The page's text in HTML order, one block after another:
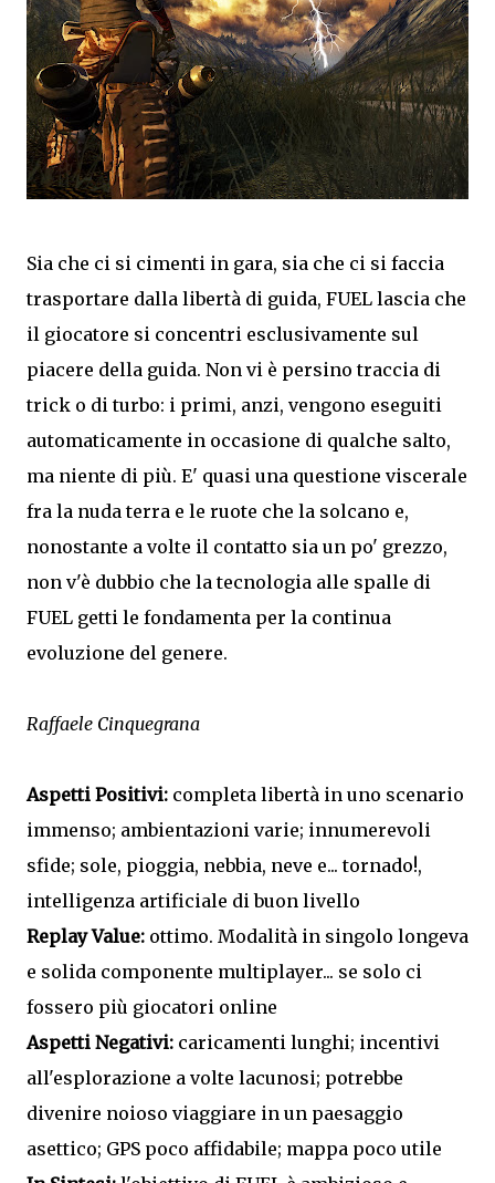
Sia che ci si cimenti in gara, sia che ci si faccia
trasportare dalla libertà di guida, FUEL lascia che
il giocatore si concentri esclusivamente sul
piacere della guida. Non vi è persino traccia di
trick o di turbo: i primi, anzi, vengono eseguiti
automaticamente in occasione di qualche salto,
ma niente di più. E' quasi una questione viscerale
fra la nuda terra e le ruote che la solcano e,
nonostante a volte il contatto sia un po' grezzo,
non v'è dubbio che la tecnologia alle spalle di
FUEL getti le fondamenta per la continua
evoluzione del genere.
Raffaele Cinquegrana
Aspetti Positivi: completa libertà in uno scenario
immenso; ambientazioni varie; innumerevoli
sfide; sole, pioggia, nebbia, neve e... tornado!,
intelligenza artificiale di buon livello
Replay Value: ottimo. Modalità in singolo longeva
e solida componente multiplayer... se solo ci
fossero più giocatori online
Aspetti Negativi: caricamenti lunghi; incentivi
all'esplorazione a volte lacunosi; potrebbe
divenire noioso viaggiare in un paesaggio
asettico; GPS poco affidabile; mappa poco utile